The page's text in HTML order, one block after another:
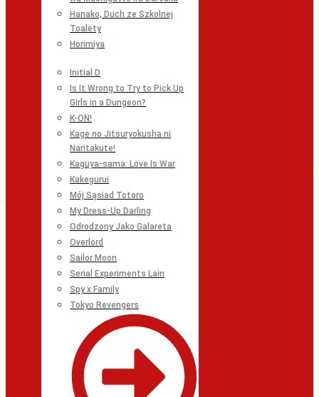
Hanako, Duch ze Szkolnej
Toalety
Horimiya
Initial D
Is It Wrong to Try to Pick Up
Girls in a Dungeon?
K-ON!
Kage no Jitsuryokusha ni
Naritakute!
Kaguya-sama: Love Is War
Kakegurui
Mój Sąsiad Totoro
My Dress-Up Darling
Odrodzony Jako Galareta
Overlord
Sailor Moon
Serial Experiments Lain
Spy x Family
Tokyo Revengers